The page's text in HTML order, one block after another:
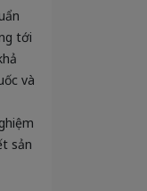
tới
và
sản